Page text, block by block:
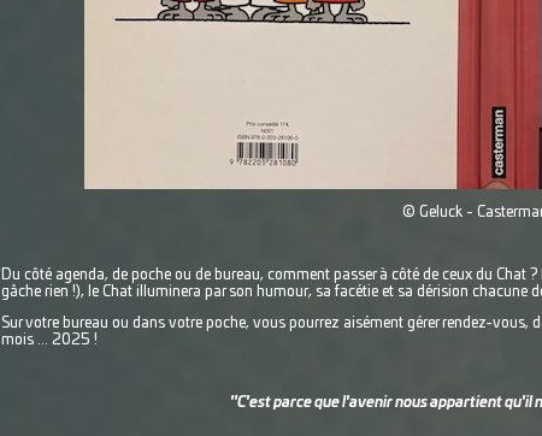
© Geluck -
Du côté agenda, de poche ou de bureau, comment passer à côté de ceux du Chat
gâche rien !), le Chat illuminera par son humour, sa facétie et sa dérision chacune
Sur votre bureau ou dans votre poche, vous pourrez aisément gérer rendez-vous,
mois ... 2025 !
"C'est parce que l'avenir nous appartient qu'il